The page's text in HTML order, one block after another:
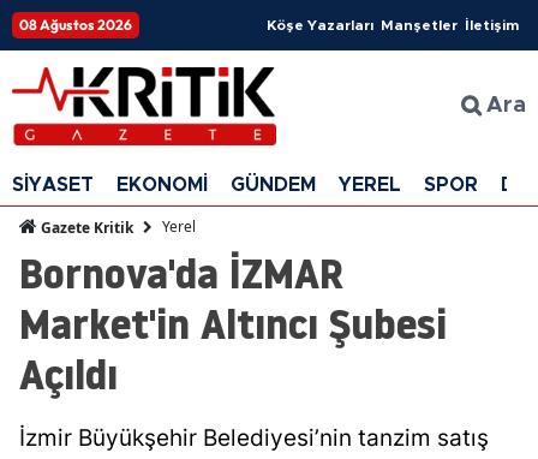
08 Ağustos 2026 Köşe Yazarları Manşetler İletişim
Ara
SİYASET EKONOMİ GÜNDEM YEREL SPOR
Gazete Kritik Yerel
Bornova'da İZMAR
Market'in Altıncı Şubesi
Açıldı
İzmir Büyükşehir Belediyesi’nin tanzim satış